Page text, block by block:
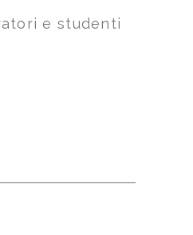
e studenti